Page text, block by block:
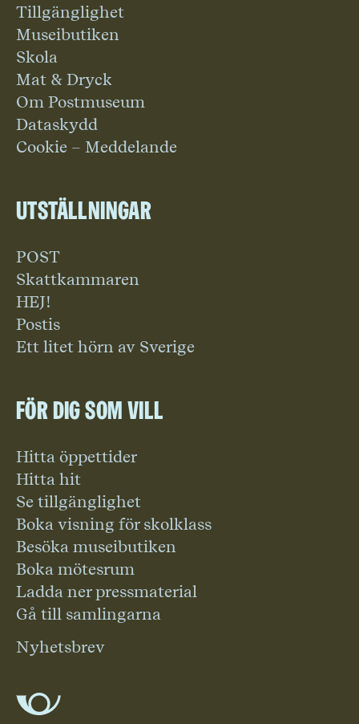
Tillgänglighet
Museibutiken
Skola
Mat & Dryck
Om Postmuseum
Dataskydd
Cookie – Meddelande
Utställningar
POST
Skattkammaren
HEJ!
Postis
Ett litet hörn av Sverige
För dig som vill
Hitta öppettider
Hitta hit
Se tillgänglighet
Boka visning för skolklass
Besöka museibutiken
Boka mötesrum
Ladda ner pressmaterial
Gå till samlingarna
Nyhetsbrev